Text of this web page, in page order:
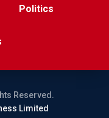
Politics
Reserved.
Limited